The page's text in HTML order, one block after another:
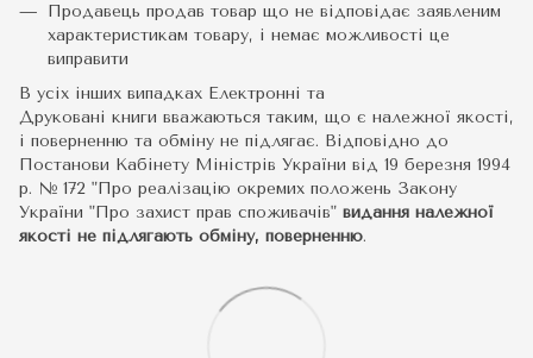
Продавець продав товар що не відповідає заявленим
характеристикам товару, і немає можливості це
виправити
В усіх інших випадках Електронні та
Друковані книги вважаються таким, що є належної якості,
і поверненню та обміну не підлягає. Відповідно до
Постанови Кабінету Міністрів України від 19 березня 1994
р. № 172 "Про реалізацію окремих положень Закону
України "Про захист прав споживачів" видання належної
якості не підлягають обміну, поверненню.